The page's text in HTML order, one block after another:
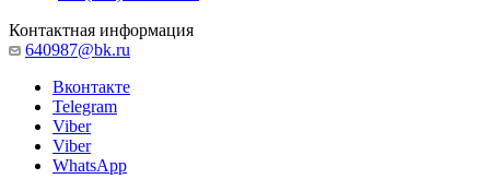
Контактная информация
640987@bk.ru
Вконтакте
Telegram
Viber
Viber
WhatsApp